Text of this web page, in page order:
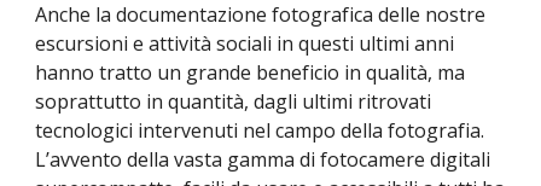
Anche la documentazione fotografica delle nostre
escursioni e attività sociali in questi ultimi anni
hanno tratto un grande beneficio in qualità, ma
soprattutto in quantità, dagli ultimi ritrovati
tecnologici intervenuti nel campo della fotografia.
L’avvento della vasta gamma di fotocamere digitali